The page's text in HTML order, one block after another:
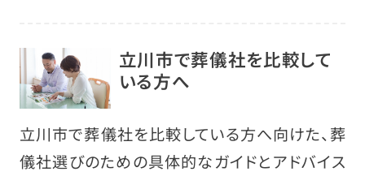
立川市で葬儀社を比較して
いる方へ
立川市で葬儀社を比較している方へ向けた、葬
儀社選びのための具体的なガイドとアドバイス